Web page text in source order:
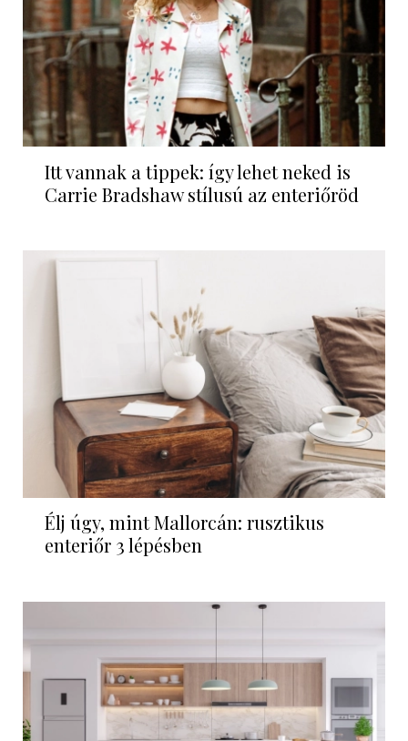
Itt vannak a tippek: így lehet neked is
Carrie Bradshaw stílusú az enteriőröd
Élj úgy, mint Mallorcán: rusztikus
enteriőr 3 lépésben